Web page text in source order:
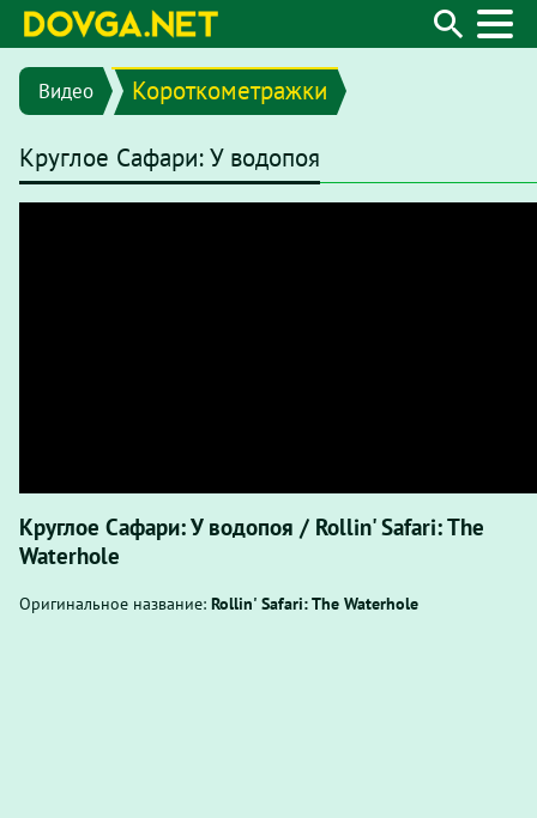
Видео Короткометражки
Круглое Сафари: У водопоя
Круглое Сафари: У водопоя / Rollin' Safari: The
Waterhole
Оригинальное название: Rollin' Safari: The Waterhole